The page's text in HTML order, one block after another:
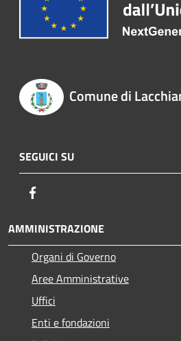
Comune di
SEGUICI SU
AMMINISTRAZIONE
Organi di Governo
Aree Amministrative
Uffici
Enti e fondazioni